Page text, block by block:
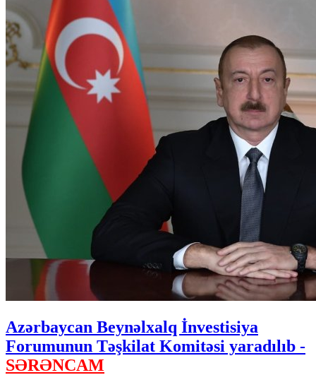
Azərbaycan Beynəlxalq İnvestisiya
Forumunun Təşkilat Komitəsi yaradılıb -
SƏRƏNCAM